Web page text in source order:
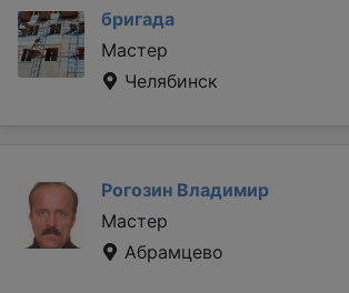
бригада
Мастер
Челябинск
Рогозин Владимир
Мастер
Абрамцево